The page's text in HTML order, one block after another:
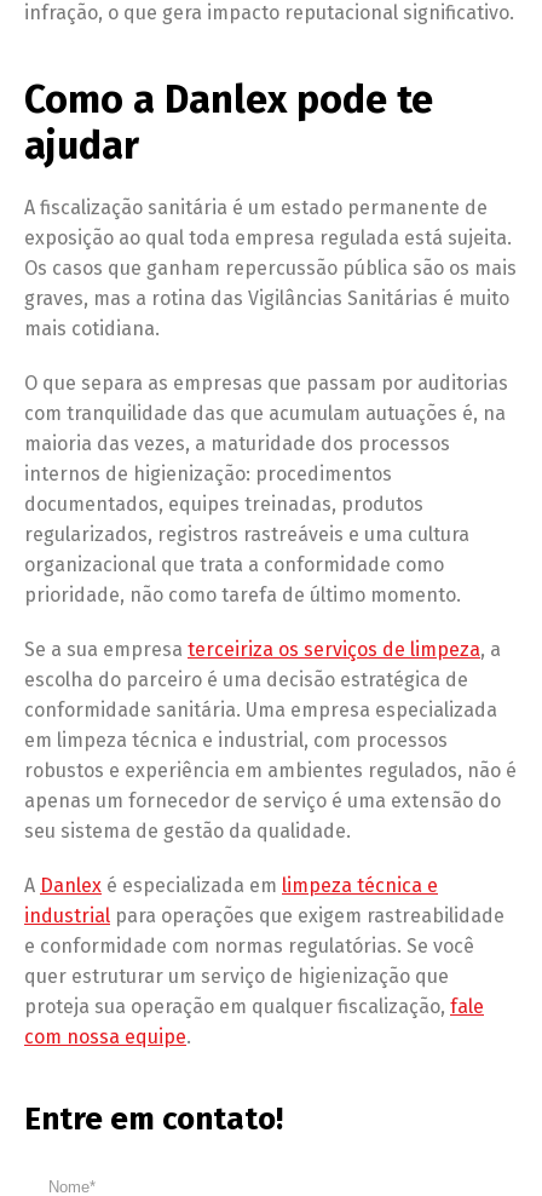
infração, o que gera impacto reputacional significativo.
Como a Danlex pode te
ajudar
A fiscalização sanitária é um estado permanente de
exposição ao qual toda empresa regulada está sujeita.
Os casos que ganham repercussão pública são os mais
graves, mas a rotina das Vigilâncias Sanitárias é muito
mais cotidiana.
O que separa as empresas que passam por auditorias
com tranquilidade das que acumulam autuações é, na
maioria das vezes, a maturidade dos processos
internos de higienização: procedimentos
documentados, equipes treinadas, produtos
regularizados, registros rastreáveis e uma cultura
organizacional que trata a conformidade como
prioridade, não como tarefa de último momento.
Se a sua empresa terceiriza os serviços de limpeza, a
escolha do parceiro é uma decisão estratégica de
conformidade sanitária. Uma empresa especializada
em limpeza técnica e industrial, com processos
robustos e experiência em ambientes regulados, não é
apenas um fornecedor de serviço é uma extensão do
seu sistema de gestão da qualidade.
A Danlex é especializada em limpeza técnica e
industrial para operações que exigem rastreabilidade
e conformidade com normas regulatórias. Se você
quer estruturar um serviço de higienização que
proteja sua operação em qualquer fiscalização, fale
com nossa equipe.
Entre em contato!
Nome*